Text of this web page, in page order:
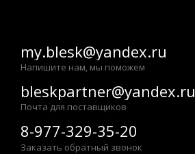
my.blesk@yandex.ru
Напишите нам, мы поможем
bleskpartner@yandex.ru
Почта для поставщиков
8-977-329-35-20
Заказать обратный звонок